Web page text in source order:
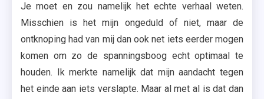
Je moet en zou namelijk het echte verhaal weten.
Misschien is het mijn ongeduld of niet, maar de
ontknoping had van mij dan ook net iets eerder mogen
komen om zo de spanningsboog echt optimaal te
houden. Ik merkte namelijk dat mijn aandacht tegen
het einde aan iets verslapte. Maar al met al is dat dan